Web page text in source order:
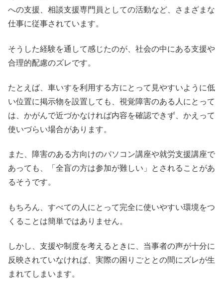
への支援、相談支援専門員としての活動など、さまざまな
仕事に従事されています。
そうした経験を通して感じたのが、社会の中にある支援や
合理的配慮のズレです。
たとえば、車いすを利用する方にとって見やすいように低
い位置に掲示物を設置しても、視覚障害のある人にとって
は、かがんで近づかなければ内容を確認できず、かえって
使いづらい場合があります。
また、障害のある方向けのパソコン講座や就労支援講座で
あっても、「全盲の方は参加が難しい」とされることがあ
るそうです。
もちろん、すべての人にとって完全に使いやすい環境をつ
くることは簡単ではありません。
しかし、支援や制度を考えるときに、当事者の声が十分に
反映されていなければ、実際の困りごととの間にズレが生
まれてしまいます。